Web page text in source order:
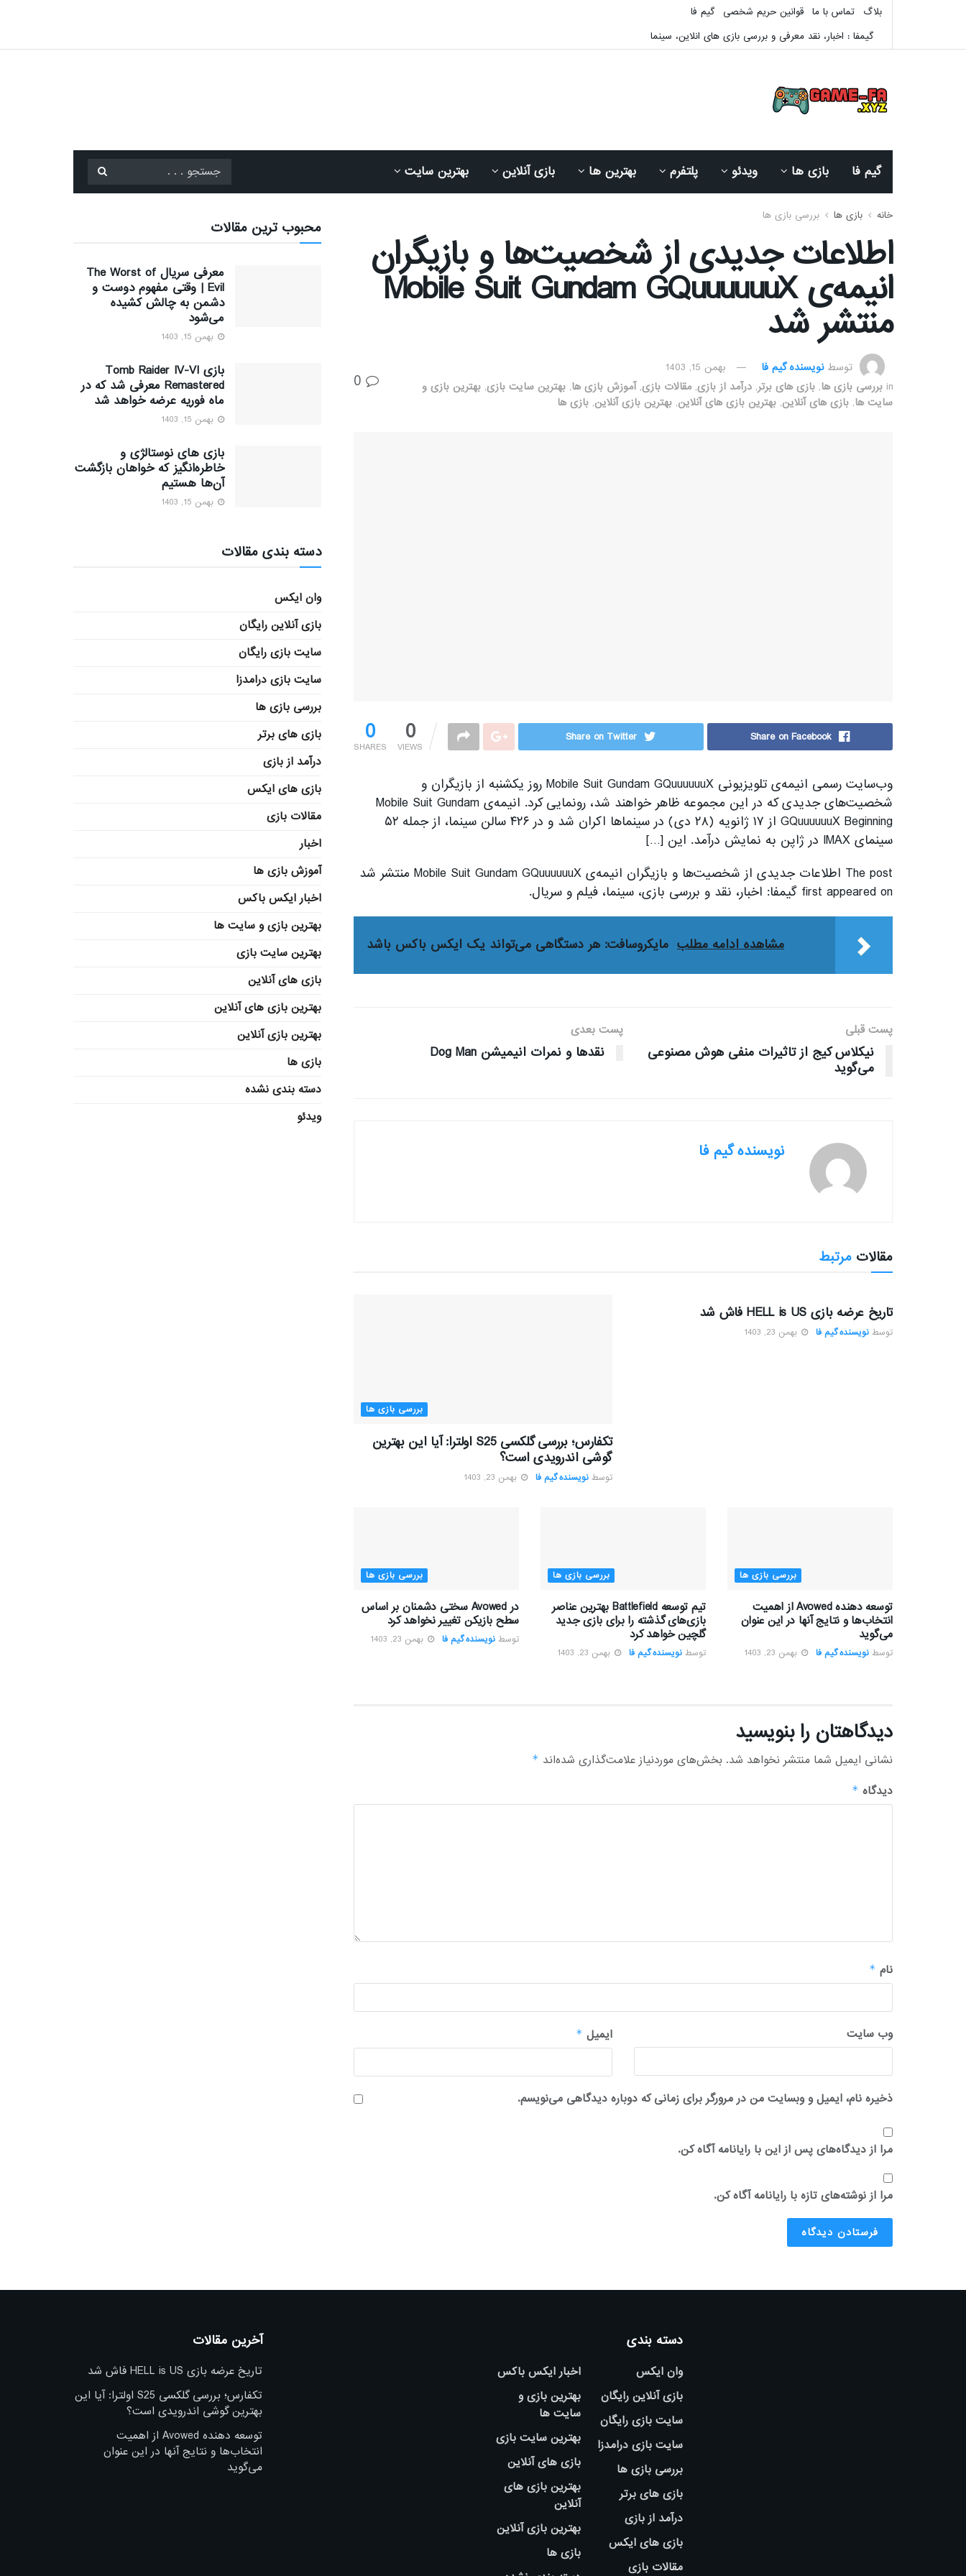
بلاگ تماس با ما قوانین حریم شخصی
گیم فا
گیمفا : اخبار، نقد معرفی و بررسی بازی های انلاین، سینما
گیم فا بازی ها ویدئو پلتفرم بهترین ها بازی آنلاین بهترین سایت
خانه بازی ها بررسی بازی ها
اطلاعات جدیدی از شخصیت‌ها و بازیگران
انیمه‌ی Mobile Suit Gundam GQuuuuuuX
منتشر شد
توسط نویسنده گیم فا
بهمن 15, 1403
in بررسی بازی ها, بازی های برتر, درآمد از بازی,مقالات بازی,آموزش بازی ها, بهترین سایت بازی, بهترین بازی و
سایت ها, بازی های آنلاین, بهترین بازی های آنلاین, بهترین بازی آنلاین, بازی ها
0
SHARES 0
VIEWS
Share on Facebook
Share on Twitter
وب‌سایت رسمی انیمه‌ی تلویزیونی Mobile Suit Gundam GQuuuuuuX روز یکشنبه از بازیگران و
شخصیت‌های جدیدی که در این مجموعه ظاهر خواهند شد، رونمایی کرد. انیمه‌ی Mobile Suit Gundam
GQuuuuuuX Beginning از ۱۷ ژانویه (۲۸ دی) در سینماها اکران شد و در ۴۲۶ سالن سینما، از جمله ۵۲
سینمای IMAX در ژاپن به نمایش درآمد. این […]
The post اطلاعات جدیدی از شخصیت‌ها و بازیگران انیمه‌ی Mobile Suit Gundam GQuuuuuuX منتشر شد
first appeared on گیمفا: اخبار، نقد و بررسی بازی، سینما، فیلم و سریال.
مشاهده ادامه مطلب مایکروسافت: هر دستگاهی می‌تواند یک ایکس باکس باشد
پست قبلی
نیکلاس کیج از تاثیرات منفی هوش مصنوعی
می‌گوید
پست بعدی
نقدها و نمرات انیمیشن Dog Man
نویسنده گیم فا
مقالات مرتبط
تاریخ عرضه بازی HELL is US فاش شد
توسط نویسنده گیم فا بهمن 23, 1403
بررسی بازی ها
تکفارس؛ بررسی گلکسی S25 اولترا: آیا این بهترین
گوشی اندرویدی است؟
توسط نویسنده گیم فا بهمن 23, 1403
بررسی بازی ها
توسعه دهنده Avowed از اهمیت
انتخاب‌ها و نتایج آنها در این عنوان
می‌گوید
توسط نویسنده گیم فا بهمن 23, 1403
بررسی بازی ها
تیم توسعه Battlefield بهترین عناصر
بازی‌های گذشته را برای بازی جدید
گلچین خواهد کرد
توسط نویسنده گیم فا بهمن 23, 1403
بررسی بازی ها
در Avowed سختی دشمنان بر اساس
سطح بازیکن تغییر نخواهد کرد
توسط نویسنده گیم فا بهمن 23, 1403
دیدگاهتان را بنویسید
نشانی ایمیل شما منتشر نخواهد شد. بخش‌های موردنیاز علامت‌گذاری شده‌اند *
دیدگاه *
نام *
ایمیل * وب‌ سایت
ذخیره نام، ایمیل و وبسایت من در مرورگر برای زمانی که دوباره دیدگاهی می‌نویسم.
مرا از دیدگاه‌های پس از این با رایانامه آگاه کن.
مرا از نوشته‌های تازه با رایانامه آگاه کن.
محبوب ترین مقالات
معرفی سریال The Worst of
Evil | وقتی مفهوم دوست و
دشمن به چالش کشیده
می‌شود
بهمن 15, 1403
بازی Tomb Raider IV-VI
Remastered معرفی شد که در
ماه فوریه عرضه خواهد شد
بهمن 15, 1403
بازی های نوستالژی و
خاطره‌انگیز که خواهان بازگشت
آن‌ها هستیم
بهمن 15, 1403
دسته بندی مقالات
وان ایکس
بازی آنلاین رایگان
سایت بازی رایگان
سایت بازی درامدزا
بررسی بازی ها
بازی های برتر
درآمد از بازی
بازی های ایکس
مقالات بازی
اخبار
آموزش بازی ها
اخبار ایکس باکس
بهترین بازی و سایت ها
بهترین سایت بازی
بازی های آنلاین
بهترین بازی های آنلاین
بهترین بازی آنلاین
بازی ها
دسته بندی نشده
ویدئو
دسته بندی
وان ایکس
بازی آنلاین رایگان
سایت بازی رایگان
سایت بازی درامدزا
بررسی بازی ها
بازی های برتر
درآمد از بازی
بازی های ایکس
مقالات بازی
اخبار ایکس باکس
بهترین بازی و
سایت ها
بهترین سایت بازی
بازی های آنلاین
بهترین بازی های
آنلاین
بهترین بازی آنلاین
بازی ها
آخرین مقالات
تاریخ عرضه بازی HELL is US فاش شد
تکفارس؛ بررسی گلکسی S25 اولترا: آیا این
بهترین گوشی اندرویدی است؟
توسعه دهنده Avowed از اهمیت
انتخاب‌ها و نتایج آنها در این عنوان
می‌گوید